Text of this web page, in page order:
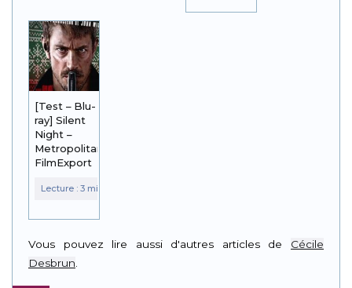
[Test – Blu-
ray] Silent
Night –
Metropolitan
FilmExport
Vous pouvez lire aussi d'autres articles de Cécile
Desbrun